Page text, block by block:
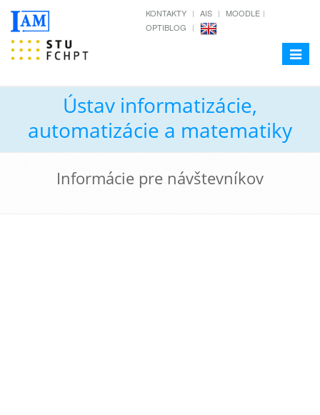
KONTAKTY AIS
MOODLE
OPTIBLOG
Toggle
Ústav informatizácie,
automatizácie a matematiky
Informácie pre návštevníkov